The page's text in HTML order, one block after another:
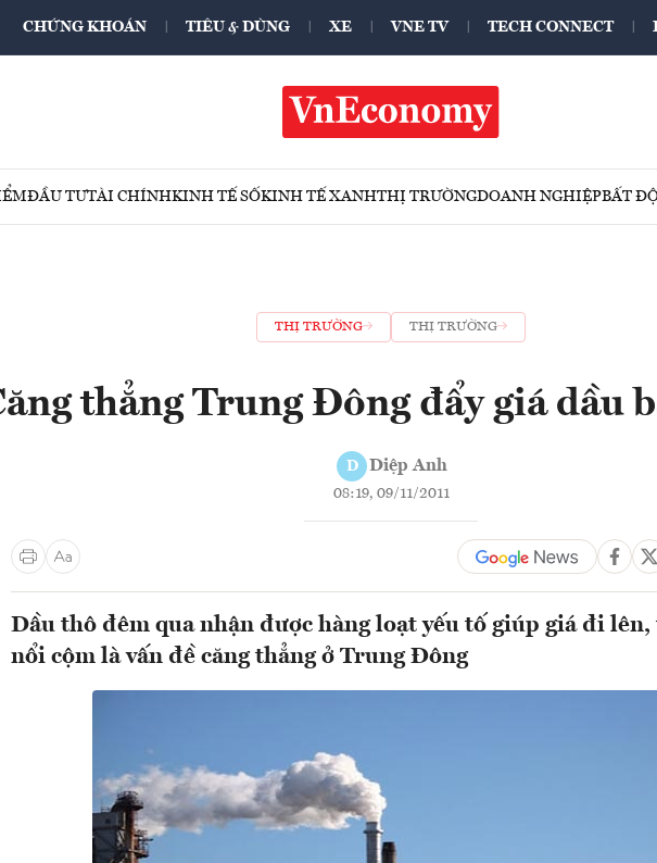
CHỨNG KHOÁN TIÊU & DÙNG XE VNE TV TECH CONNECT
ĐẦU TƯTÀI CHÍNHKINH TẾ SỐKINH TẾ XANHTHỊ TRƯỜNGDOANH NGHIỆPBẤT
THỊ TRƯỜNG THỊ TRƯỜNG
thẳng Trung Đông đẩy giá dầu
D Diệp Anh
08:19, 09/11/2011
Dầu thô đêm qua nhận được hàng loạt yếu tố giúp giá đi
nổi cộm là vấn đề căng thẳng ở Trung Đông